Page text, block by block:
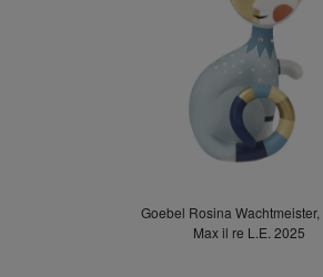
Goebel Rosina Wachtmeister,
Max il re L.E. 2025